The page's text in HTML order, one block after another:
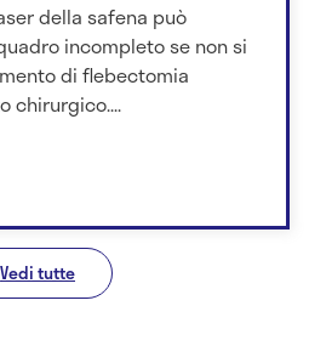
della safena può
incompleto se non si
di flebectomia
chirurgico....
Vedi tutte